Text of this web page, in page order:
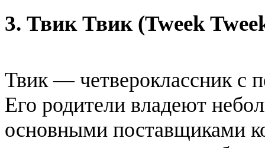
3. Твик Твик (Tweek
Твик — четвероклассник с
Его родители владеют
основными поставщиками